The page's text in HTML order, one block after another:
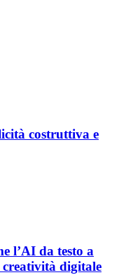
costruttiva e
l’AI da testo a
digitale